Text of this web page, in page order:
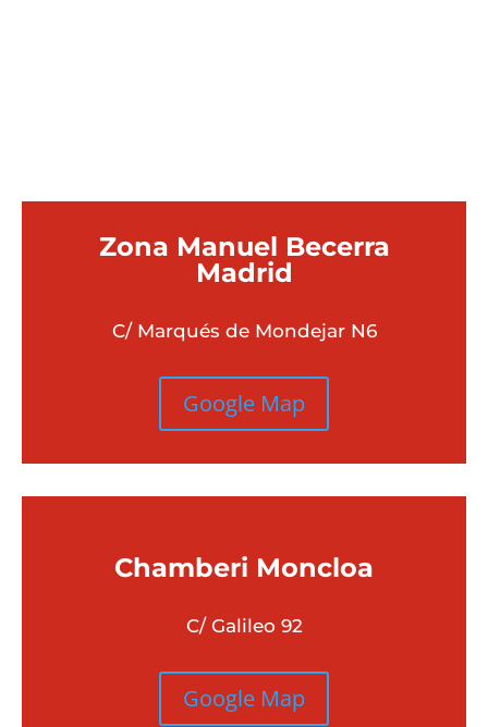
Zona Manuel Becerra
Madrid
C/ Marqués de Mondejar N6
Google Map
Chamberi Moncloa
C/ Galileo 92
Google Map